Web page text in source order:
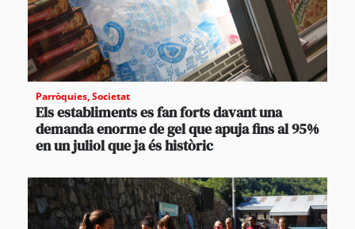
Parròquies,Societat
Els establiments es fan forts davant una
demanda enorme de gel que apuja fins al 95%
en un juliol que ja és històric